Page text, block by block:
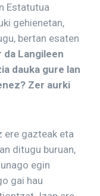
Estatutua
gehienetan,
bertan esaten
da Langileen
dauka gure lan
Zer aurki
ere gazteak eta
ditugu buruan,
egin
gai hau